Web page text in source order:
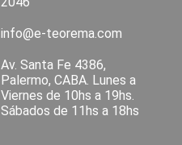
info@e-teorema.com
Av. Santa Fe 4386,
Palermo, CABA. Lunes a
Viernes de 10hs a 19hs.
Sábados de 11hs a 18hs